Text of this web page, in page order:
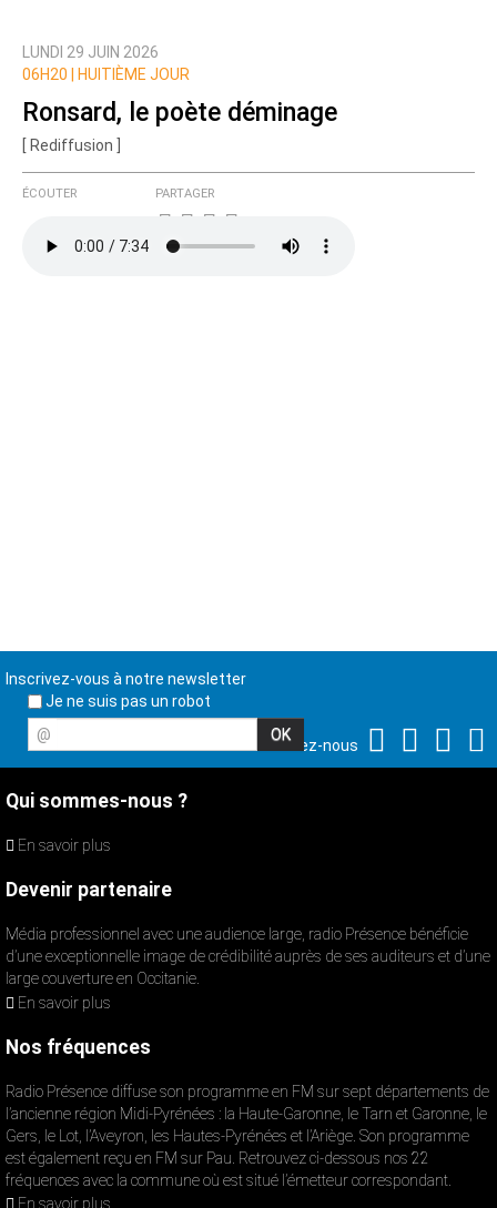
LUNDI 29 JUIN 2026
06H20 |
HUITIÈME JOUR
Ronsard, le poète déminage
[ Rediffusion ]
ÉCOUTER PARTAGER
Inscrivez-vous à notre newsletter
Je ne suis pas un robot
@
Suivez-nous
Qui sommes-nous ?
En savoir plus
Devenir partenaire
Média professionnel avec une audience large, radio Présence bénéficie
d’une exceptionnelle image de crédibilité auprès de ses auditeurs et d’une
large couverture en Occitanie.
En savoir plus
Nos fréquences
Radio Présence diffuse son programme en FM sur sept départements de
l’ancienne région Midi-Pyrénées : la Haute-Garonne, le Tarn et Garonne, le
Gers, le Lot, l’Aveyron, les Hautes-Pyrénées et l’Ariège. Son programme
est également reçu en FM sur Pau. Retrouvez ci-dessous nos 22
fréquences avec la commune où est situé l’émetteur correspondant.
En savoir plus